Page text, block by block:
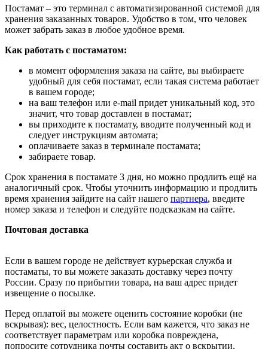
Постамат – это терминал с автоматизированной системой для
хранения заказанных товаров. Удобство в том, что человек
может забрать заказ в любое удобное время.
Как работать с постаматом:
в момент оформления заказа на сайте, вы выбираете
удобный для себя постамат, если такая система работает
в вашем городе;
на ваш телефон или e-mail придет уникальный код, это
значит, что товар доставлен в постамат;
вы приходите к постамату, вводите полученный код и
следует инструкциям автомата;
оплачиваете заказ в терминале постамата;
забираете товар.
Срок хранения в постамате 3 дня, но можно продлить ещё на
аналогичный срок. Чтобы уточнить информацию и продлить
время хранения зайдите на сайт нашего партнера, введите
номер заказа и телефон и следуйте подсказкам на сайте.
Почтовая доставка
Если в вашем городе не действует курьерская служба и
постаматы, то вы можете заказать доставку через почту
России. Сразу по прибытии товара, на ваш адрес придет
извещение о посылке.
Перед оплатой вы можете оценить состояние коробки (не
вскрывая): вес, целостность. Если вам кажется, что заказ не
соответствует параметрам или коробка повреждена,
попросите сотрудника почты составить акт о вскрытии.